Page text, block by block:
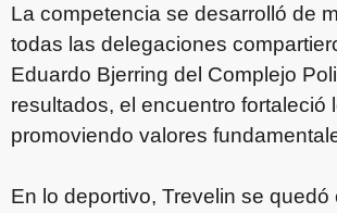
La competencia se desarrolló de
todas las delegaciones
Eduardo Bjerring del Complejo
resultados, el encuentro
promoviendo valores
En lo deportivo, Trevelin se